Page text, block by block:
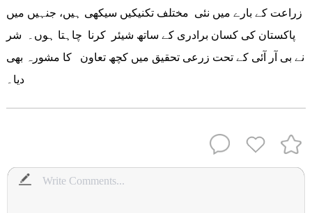
زراعت کے بارے میں نئی مختلف تکنیکیں سیکھی ہیں، جنہیں میں
پاکستان کی کسان برادری کے ساتھ شیئر کرنا چاہتا ہوں۔ شر
نے بی آر آئی کے تحت زرعی تحقیق میں کچھ تعاون کا مشورہ بھی
دیا۔